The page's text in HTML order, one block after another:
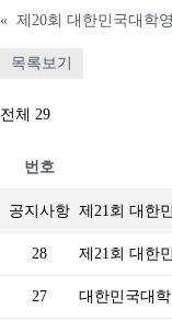
« 제20회 대한민국대학
목록보기
전체 29
번호
공지사항 제21회 대한
28 제21회 대한
27 대한민국대